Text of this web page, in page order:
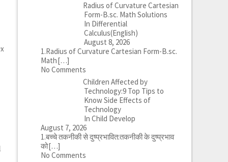
Radius of Curvature Cartesian
Form-B.sc. Math Solutions
In Differential
Calculus(English)
August 8, 2026
1.Radius of Curvature Cartesian Form-B.sc.
Math[…]
No Comments
Children Affected by
Technology:9 Top Tips to
Know Side Effects of
Technology
In Child Develop
August 7, 2026
1.बच्चे तकनीकी से दुष्प्रभावित:तकनीकी के दुष्प्रभाव
को[…]
No Comments